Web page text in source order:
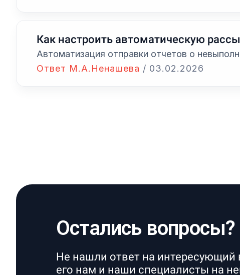
Ответ М.А.Ненашева / 03.02.2026
Как настроить автоматическую
Автоматизация отправки отчетов о
Остались вопросы?
Не нашли ответ на интересующий
его нам и наши специалисты на